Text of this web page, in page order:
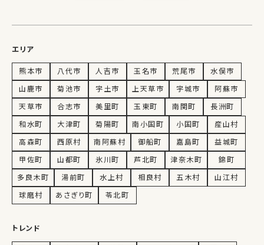
エリア
熊本市 八代市 人吉市 玉名市 荒尾市
水俣市
山鹿市
菊池市 宇土市 上天草市 宇城市
阿蘇市
天草市
合志市 美里町 玉東町 南関町
長洲町
和水町
大津町 菊陽町 南小国町 小国町
産山村
高森町
西原村 南阿蘇村 御船町 嘉島町
益城町
甲佐町
山都町 氷川町 芦北町 津奈木町
錦町
多良木町
湯前町 水上村 相良村 五木村
山江村
球磨村
あさぎり町 苓北町
トレンド